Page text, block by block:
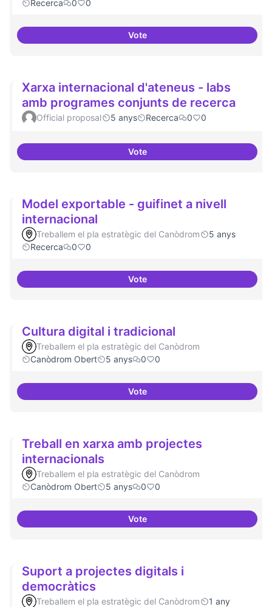
Recerca
0 0
VoteErasmus Canòdrom
Xarxa internacional d'ateneus - labs
amb programes conjunts de recerca
Official proposal 5 anys Recerca 0 0
VoteXarxa internacional d'ateneus -
Model exportable - guifinet a nivell
internacional
Treballem el pla estratègic del Canòdrom
5 anys
Recerca
0 0
VoteModel exportable - guifinet a
Cultura digital i tradicional
Treballem el pla estratègic del Canòdrom
Canòdrom Obert
5 anys 0 0
VoteCultura digital i tradicional
Treball en xarxa amb projectes
internacionals
Treballem el pla estratègic del Canòdrom
Canòdrom Obert
5 anys 0 0
VoteTreball en xarxa amb projectes
Suport a projectes digitals i
democràtics
Treballem el pla estratègic del Canòdrom
1 any